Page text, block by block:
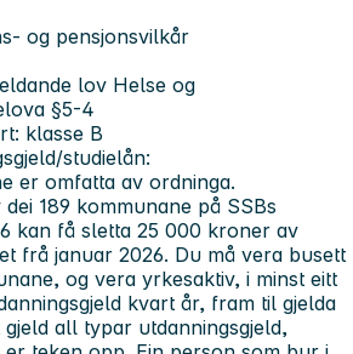
og pensjonsvilkår
lov Helse og
§5-4
klasse B
studielån:
er omfatta av ordninga.
189 kommunane på SSBs
kan få sletta 25 000 kroner av
frå januar 2026. Du må vera busett
og vera yrkesaktiv, i minst eitt
kvart år, fram til gjelda
all typar utdanningsgjeld,